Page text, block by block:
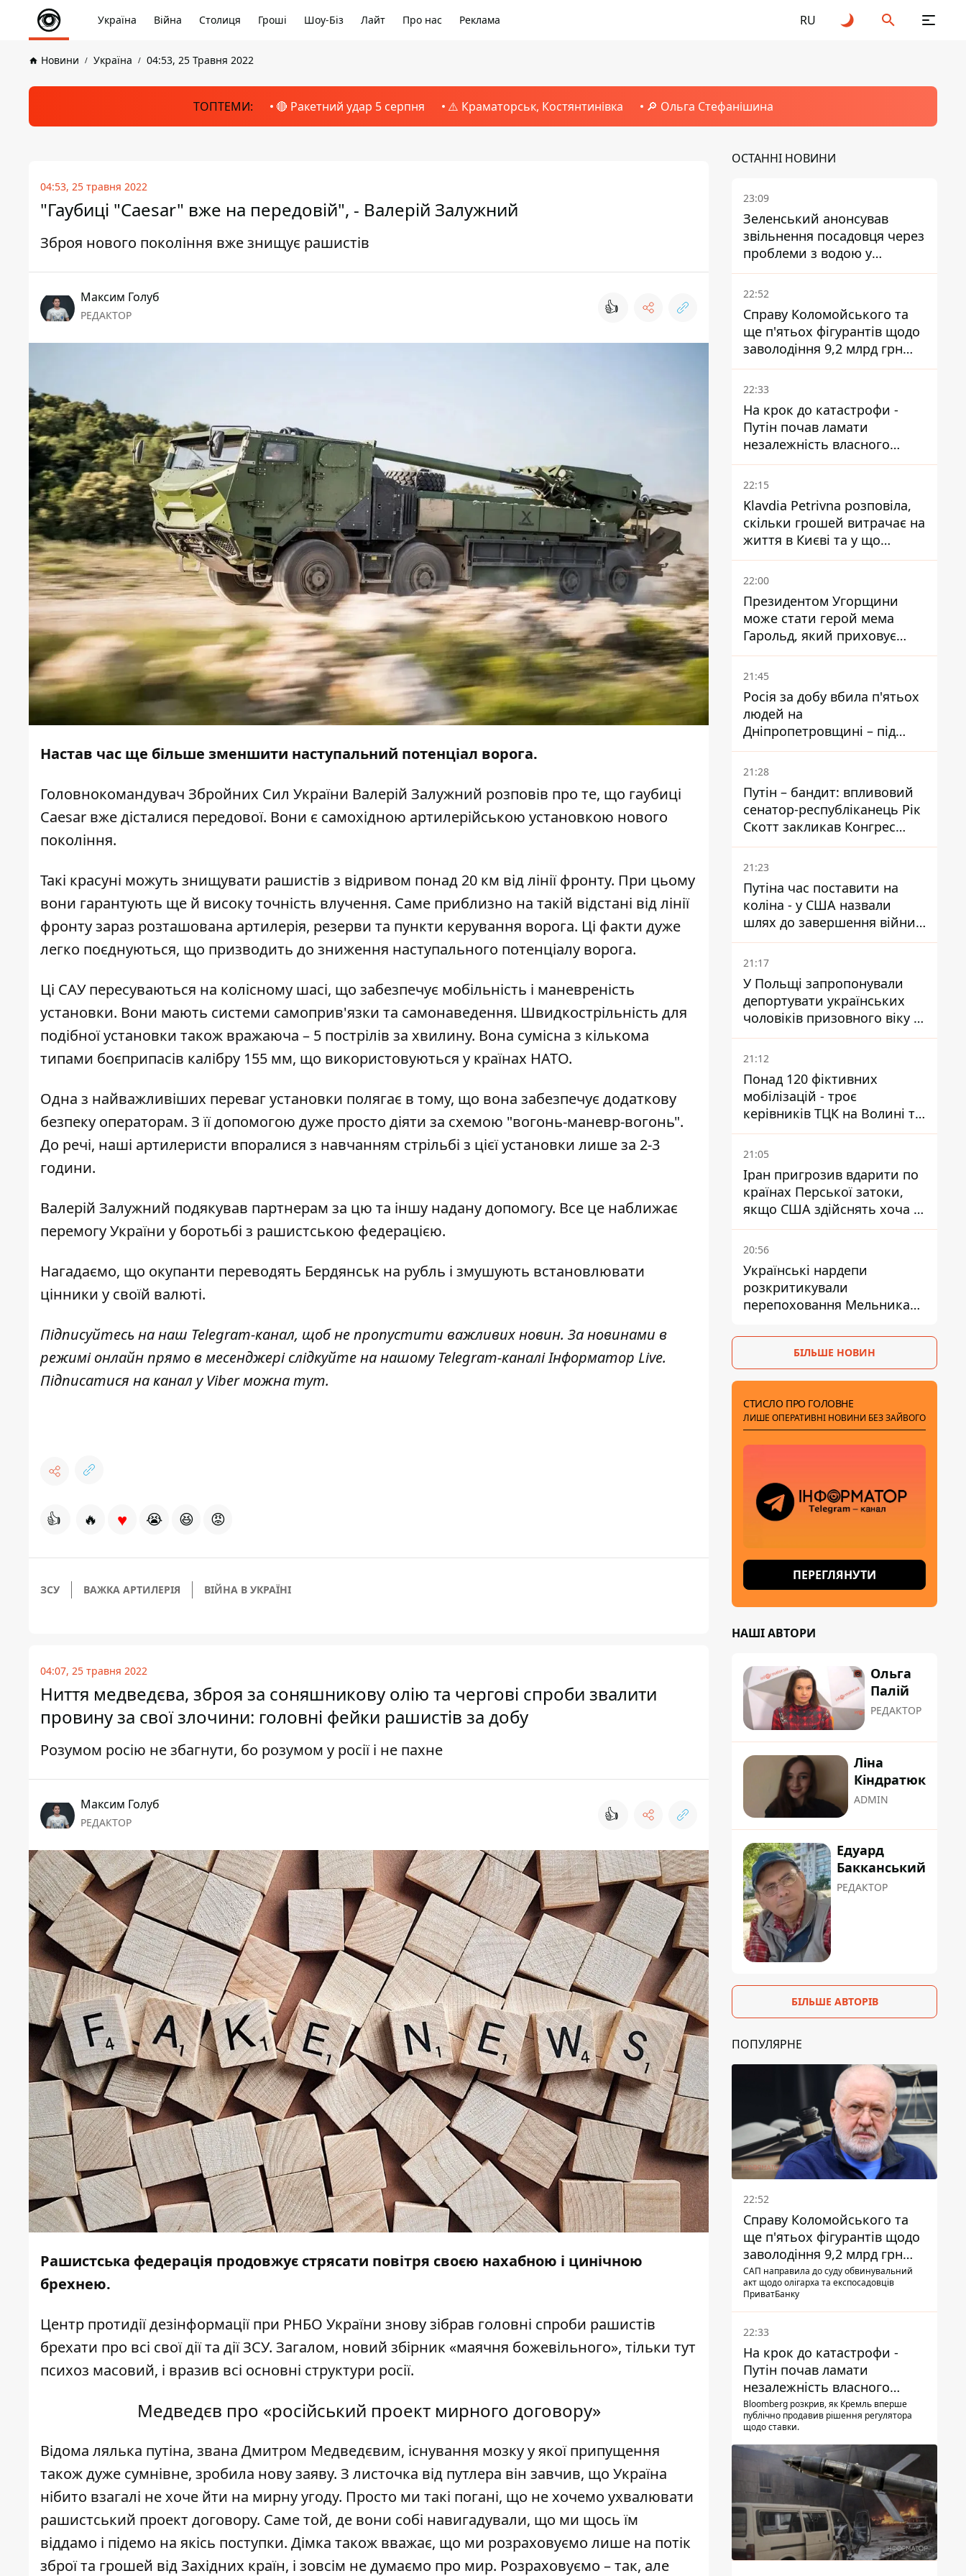
Україна Війна Столиця Гроші Шоу-Біз Лайт Про нас Реклама RU
Новини Україна 04:53, 25 Травня 2022
ТОПТЕМИ: 🔴 Ракетний удар 5 серпня ⚠️ Краматорськ, Костянтинівка 🔎 Ольга Стефанішина
04:53, 25 травня 2022
"Гаубиці "Caesar" вже на передовій", - Валерій Залужний
Зброя нового покоління вже знищує рашистів
Максим Голуб
РЕДАКТОР 👍
Настав час ще більше зменшити наступальний потенціал ворога.
Головнокомандувач Збройних Сил України Валерій Залужний розповів про те, що гаубиці
Caesar вже дісталися передової. Вони є самохідною артилерійською установкою нового
покоління.
Такі красуні можуть знищувати рашистів з відривом понад 20 км від лінії фронту. При цьому
вони гарантують ще й високу точність влучення. Саме приблизно на такій відстані від лінії
фронту зараз розташована артилерія, резерви та пункти керування ворога. Ці факти дуже
легко поєднуються, що призводить до зниження наступального потенціалу ворога.
Ці САУ пересуваються на колісному шасі, що забезпечує мобільність і маневреність
установки. Вони мають системи самоприв'язки та самонаведення. Швидкострільність для
подібної установки також вражаюча – 5 пострілів за хвилину. Вона сумісна з кількома
типами боєприпасів калібру 155 мм, що використовуються у країнах НАТО.
Одна з найважливіших переваг установки полягає в тому, що вона забезпечує додаткову
безпеку операторам. З її допомогою дуже просто діяти за схемою "вогонь-маневр-вогонь".
До речі, наші артилеристи впоралися з навчанням стрільбі з цієї установки лише за 2-3
години.
Валерій Залужний подякував партнерам за цю та іншу надану допомогу. Все це наближає
перемогу України у боротьбі з рашистською федерацією.
Нагадаємо, що окупанти переводять Бердянськ на рубль і змушують встановлювати
цінники у своїй валюті.
Підписуйтесь на наш Telegram-канал, щоб не пропустити важливих новин. За новинами в
режимі онлайн прямо в месенджері слідкуйте на нашому Telegram-каналіІнформатор Live.
Підписатися на канал у Viber можнатут.
👍 🔥 ♥ 😭 😆 😡
ЗСУ ВАЖКА АРТИЛЕРІЯ ВІЙНА В УКРАЇНІ
04:07, 25 травня 2022
Ниття медведєва, зброя за соняшникову олію та чергові спроби звалити
провину за свої злочини: головні фейки рашистів за добу
Розумом росію не збагнути, бо розумом у росії і не пахне
Максим Голуб
РЕДАКТОР 👍
Рашистська федерація продовжує стрясати повітря своєю нахабною і цинічною
брехнею.
Центр протидії дезінформації при РНБО України зновузібрав головні спроби рашистів
брехати про всі свої дії та дії ЗСУ. Загалом, новий збірник «маячня божевільного», тільки тут
психоз масовий, і вразив всі основні структури росії.
Медведєв про «російський проект мирного договору»
Відома лялька путіна, звана Дмитром Медведєвим, існування мозку у якої припущення
також дуже сумнівне, зробила нову заяву. З листочка від путлера він завчив, що Україна
нібито взагалі не хоче йти на мирну угоду. Просто ми такі погані, що не хочемо ухвалювати
рашистський проект договору. Саме той, де вони собі навигадували, що ми щось їм
віддамо і підемо на якісь поступки. Дімка також вважає, що ми розраховуємо лише на потік
зброї та грошей від Західних країн, і зовсім не думаємо про мир. Розраховуємо – так, але
ОСТАННІ НОВИНИ
23:09
Зеленський анонсував
звільнення посадовця через
проблеми з водою у
Марганці
22:52
Справу Коломойського та
ще п'ятьох фігурантів щодо
заволодіння 9,2 млрд грн
ПриватБанку скерували до
суду
22:33
На крок до катастрофи -
Путін почав ламати
незалежність власного
Центробанку, змусивши
знизити базову ставку
22:15
Klavdia Petrivna розповіла,
скільки грошей витрачає на
життя в Києві та у що
вкладає мільйони
22:00
Президентом Угорщини
може стати герой мема
Гарольд, який приховує
біль – він очолив народне
голосування
21:45
Росія за добу вбила п'ятьох
людей на
Дніпропетровщині – під
ударами опинилися п'ять
районів області
21:28
Путін – бандит: впливовий
сенатор-республіканець Рік
Скотт закликав Конгрес
притягнути РФ до
відповідальності за війну в
Україні
21:23
Путіна час поставити на
коліна - у США назвали
шлях до завершення війни -
National Security Journal
21:17
У Польщі запропонували
депортувати українських
чоловіків призовного віку -
кого це може торкнутися
21:12
Понад 120 фіктивних
мобілізацій - троє
керівників ТЦК на Волині та
Буковині отримали підозри
за фейкові звіти
21:05
Іран пригрозив вдарити по
країнах Перської затоки,
якщо США здійснять хоча б
одну атаку - Reuters
20:56
Українські нардепи
розкритикували
перепоховання Мельника
ізоляції
БІЛЬШЕ НОВИН
СТИСЛО ПРО ГОЛОВНЕ
ЛИШЕ ОПЕРАТИВНІ НОВИНИ БЕЗ ЗАЙВОГО
ПЕРЕГЛЯНУТИ
НАШІ АВТОРИ
Ольга
Палій
РЕДАКТОР
Ліна
Кіндратюк
ADMIN
Едуард
Бакканський
РЕДАКТОР
БІЛЬШЕ АВТОРІВ
ПОПУЛЯРНЕ
22:52
Справу Коломойського та
ще п'ятьох фігурантів щодо
заволодіння 9,2 млрд грн
ПриватБанку скерували до
суду
САП направила до суду обвинувальний
акт щодо олігарха та експосадовців
ПриватБанку
22:33
На крок до катастрофи -
Путін почав ламати
незалежність власного
Центробанку, змусивши
знизити базову ставку
Bloomberg розкрив, як Кремль вперше
публічно продавив рішення регулятора
щодо ставки.